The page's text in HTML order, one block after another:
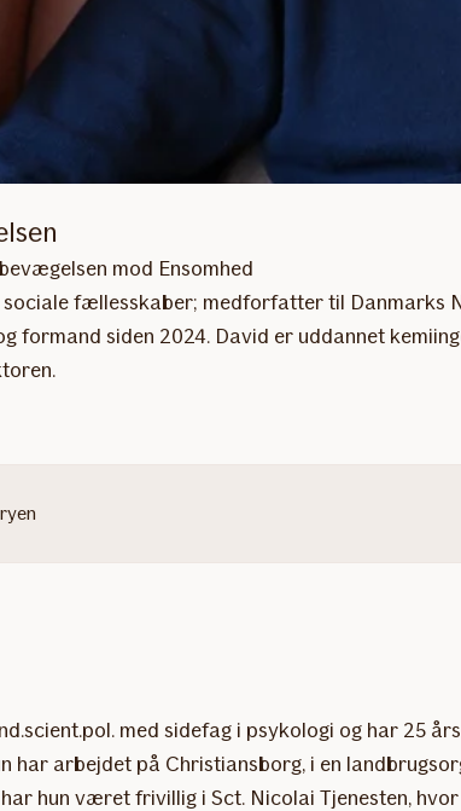
mod Ensomhed
sociale fællesskaber; medforfatter til Danmarks
formand siden 2024. David er uddannet
med sidefag i psykologi og har 25
har arbejdet på Christiansborg, i en
hun været frivillig i Sct. Nicolai Tjenesten,